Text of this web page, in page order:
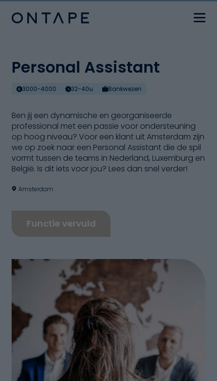
Personal Assistant
3000-4000 32-40u Bankwezen
Ben jij een dynamische en georganiseerde
professional met een passie voor ondersteuning
op hoog niveau? Voor een klant uit Amsterdam zijn
we op zoek naar een Personal Assistant die de spil
vormt tussen de teams in Nederland, Luxemburg en
België. Is dit iets voor jou? Lees dan snel verder!
Amsterdam
Functie vervuld